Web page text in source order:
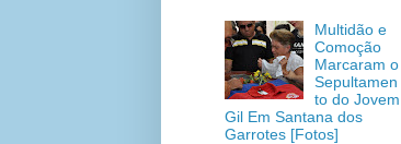
Multidão e
Comoção
Marcaram o
Sepultamen
to do Jovem
Gil Em Santana dos
Garrotes [Fotos]